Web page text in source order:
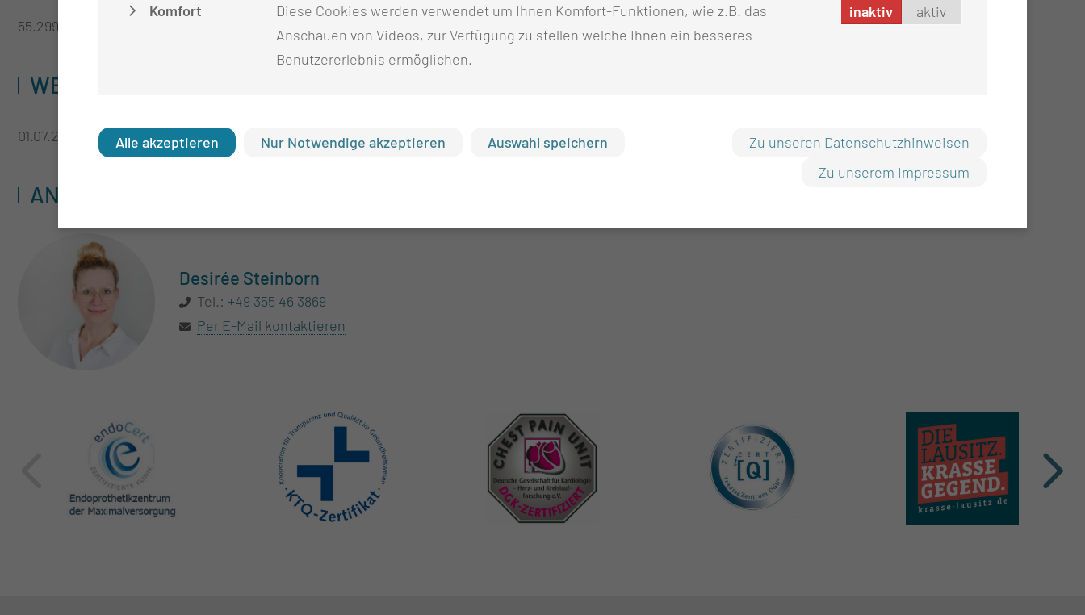
55.299,59 Euro
WELCHE LAUFZEIT HAT DAS PROJEKT?
01.07.2023 - 31.06.2024
ANSPRECHPARTNER
Desirée Steinborn
Tel.: +49 355 46 3869
Per E-Mail kontaktieren
Komfort
Diese Cookies werden verwendet um Ihnen Komfort-Funktionen, wie z.B. das
Anschauen von Videos, zur Verfügung zu stellen welche Ihnen ein besseres
Benutzererlebnis ermöglichen.
inaktiv aktiv
Alle akzeptieren Nur Notwendige akzeptieren Auswahl speichern
Zu unseren Datenschutzhinweisen
Zu unserem Impressum